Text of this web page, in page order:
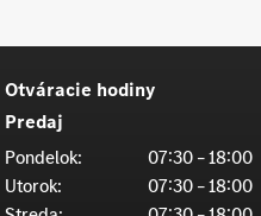
Otváracie hodiny
Predaj
Pondelok:
07:30 – 18:00
Utorok:
07:30 – 18:00